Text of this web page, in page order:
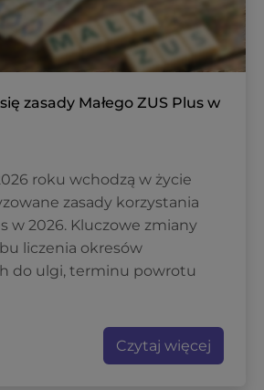
zasady Małego ZUS Plus w
roku wchodzą w życie
zasady korzystania
w 2026. Kluczowe zmiany
liczenia okresów
do ulgi, terminu powrotu
Czytaj więcej